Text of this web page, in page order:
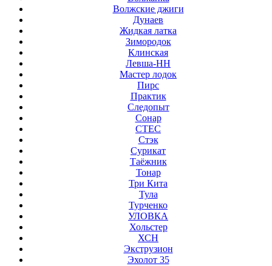
Волжские джиги
Дунаев
Жидкая латка
Зимородок
Клинская
Левша-НН
Мастер лодок
Пирс
Практик
Следопыт
Сонар
СТЕС
Стэк
Сурикат
Таёжник
Тонар
Три Кита
Тула
Турченко
УЛОВКА
Хольстер
ХСН
Экструзион
Эхолот 35